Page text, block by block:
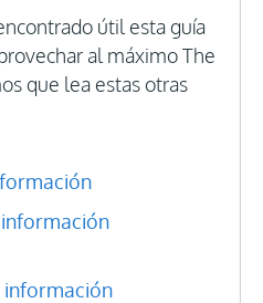
útil esta guía
al máximo The
que lea estas otras
información